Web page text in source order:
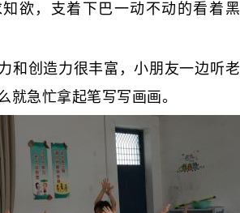
欲，支着下巴一动不动的看着黑
创造力很丰富，小朋友一边听老
就急忙拿起笔写写画画。